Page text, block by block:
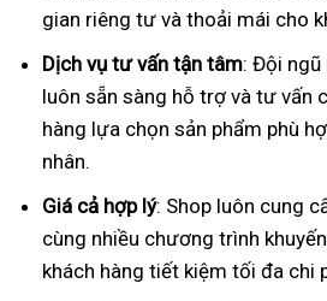
gian riêng tư và thoải mái cho
Dịch vụ tư vấn tận tâm: Đội ngũ
luôn sẵn sàng hỗ trợ và tư vấn
hàng lựa chọn sản phẩm phù
nhân.
Giá cả hợp lý: Shop luôn cung
cùng nhiều chương trình
khách hàng tiết kiệm tối đa chi